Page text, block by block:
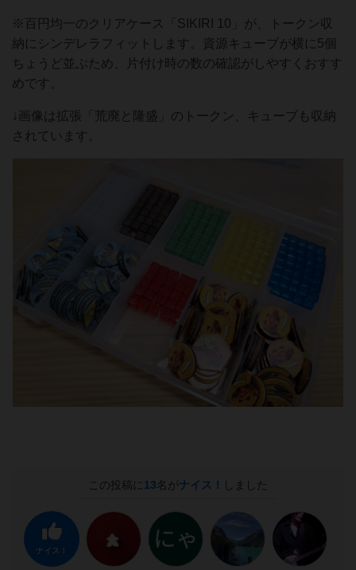
※百円均一のクリアケース「SIKIRI 10」が、トークン収
納にシンデレラフィットします。資源キューブが横に5個
ちょうど並ぶため、片付け時の数の確認がしやすくおすす
めです。
↓画像は拡張「荒廃と隆盛」のトークン、キューブも収納
されています。
この投稿に 13名がナイス！ しました
ナイス！